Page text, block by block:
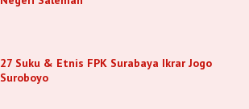
27 Suku & Etnis FPK Surabaya Ikrar Jogo
Suroboyo